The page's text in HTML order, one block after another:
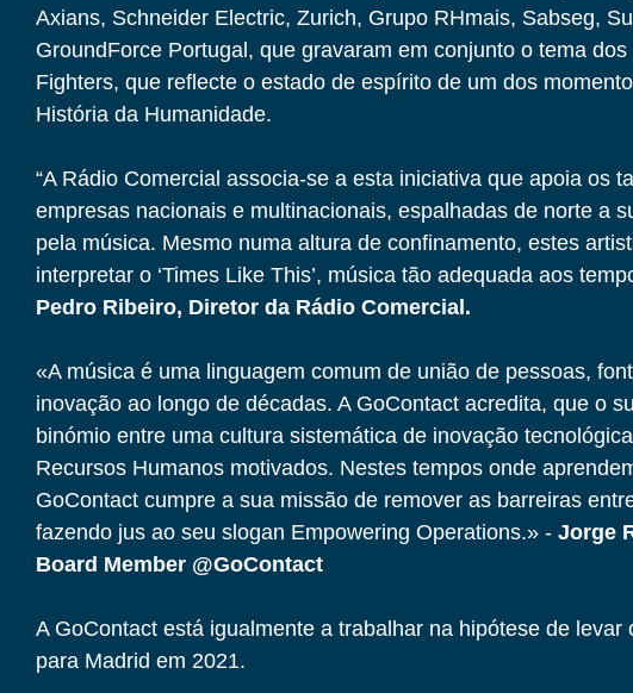
Axians, Schneider Electric, Zurich, Grupo RHmais, Sabseg,
GroundForce Portugal, que gravaram em conjunto o tema
Fighters, que reflecte o estado de espírito de um dos
História da Humanidade.
“A Rádio Comercial associa-se a esta iniciativa que apoia os
empresas nacionais e multinacionais, espalhadas de norte a
pela música. Mesmo numa altura de confinamento, estes
interpretar o ‘Times Like This’, música tão adequada aos
Pedro Ribeiro, Diretor da Rádio Comercial.
«A música é uma linguagem comum de união de pessoas,
inovação ao longo de décadas. A GoContact acredita, que o
binómio entre uma cultura sistemática de inovação
Recursos Humanos motivados. Nestes tempos onde
GoContact cumpre a sua missão de remover as barreiras
fazendo jus ao seu slogan Empowering Operations.» - Jorge
Board Member @GoContact
A GoContact está igualmente a trabalhar na hipótese de
para Madrid em 2021.